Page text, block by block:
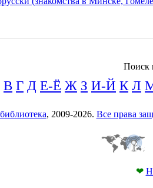
Поиск
В Г Д Е-Ё Ж З И-Й К Л
, 2009-2026. Все права
❤